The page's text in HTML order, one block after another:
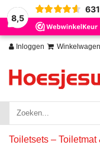
8,5
Inloggen Winkelwagen
Toiletsets –
Wij slaan cookies op om
Nee